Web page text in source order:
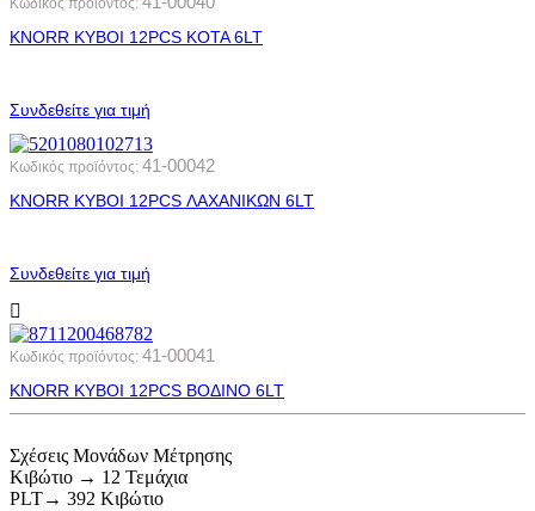
Κωδικός προϊόντος:
ΚΝΟRR KYBOI 12PCS ΚΟΤΑ 6LT
Συνδεθείτε για τιμή
Κωδικός προϊόντος: 41-00042
ΚΝΟRR KYBOI 12PCS ΛΑΧΑΝΙΚΩΝ 6LT
Συνδεθείτε για τιμή
Κωδικός προϊόντος: 41-00041
ΚΝΟRR KYBOI 12PCS ΒΟΔΙΝΟ 6LT
Σχέσεις Μονάδων Μέτρησης
Κιβώτιο → 12 Τεμάχια
PLT→ 392 Κιβώτιο